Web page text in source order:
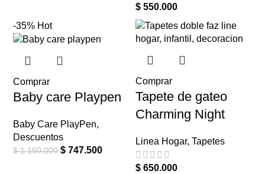
$ 550.000
-35% Hot
Comprar
Baby care Playpen
Baby Care PlayPen,
Descuentos
$1.150.000 $ 747.500
Comprar
Tapete de gateo
Charming Night
Linea Hogar, Tapetes
$ 650.000